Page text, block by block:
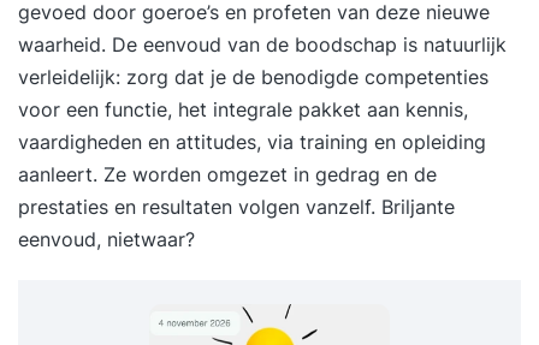
gevoed door goeroe’s en profeten van deze nieuwe
waarheid. De eenvoud van de boodschap is natuurlijk
verleidelijk: zorg dat je de benodigde competenties
voor een functie, het integrale pakket aan kennis,
vaardigheden en attitudes, via training en opleiding
aanleert. Ze worden omgezet in gedrag en de
prestaties en resultaten volgen vanzelf. Briljante
eenvoud, nietwaar?